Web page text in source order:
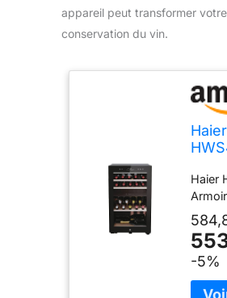
appareil peut transformer
conservation du vin.
Haier
vin,
49,7
cm,
Haier
-5%